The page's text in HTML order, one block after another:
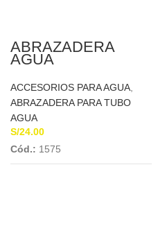
ABRAZADERA
AGUA
PVC 4″ A 1/2
ACCESORIOS PARA AGUA
ABRAZADERA PARA TUBO
AGUA
S/24.00
Cód.: 1575